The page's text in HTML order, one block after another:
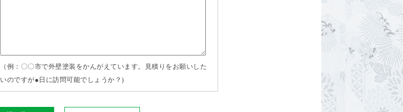
（例：〇〇市で外壁塗装をかんがえています。見積りをお願いした
いのですが●日に訪問可能でしょうか？)